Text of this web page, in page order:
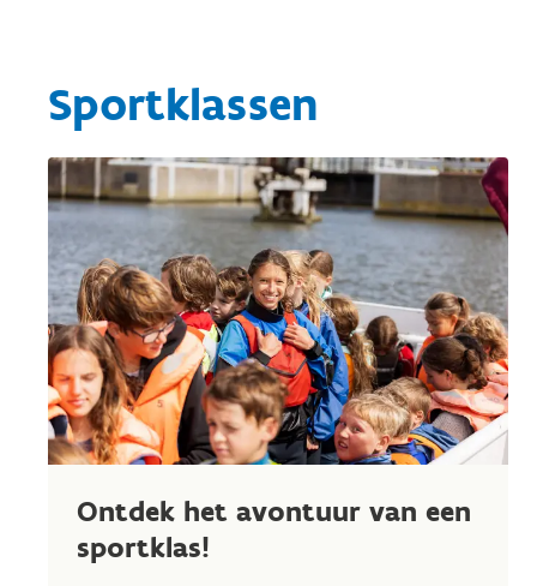
Sportklassen
Ontdek het avontuur van een
sportklas!